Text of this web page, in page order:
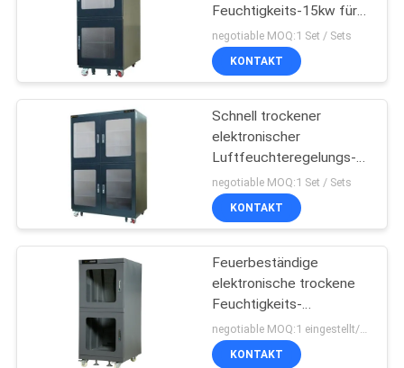
PRIVACY
POLICY
Feuchtigkeits-15kw für
elektronische
Bauelemente
negotiable MOQ:1 Set / Sets
KONTAKT
Schnell trockener
elektronischer
Luftfeuchteregelungs-
Schaltschrank für
Industrie ESD-
Beschichtung
negotiable MOQ:1 Set / Sets
KONTAKT
Feuerbeständige
elektronische trockene
Feuchtigkeits-
kontrolliertes Magazin
des Kabinett-15kw
KONTAKT